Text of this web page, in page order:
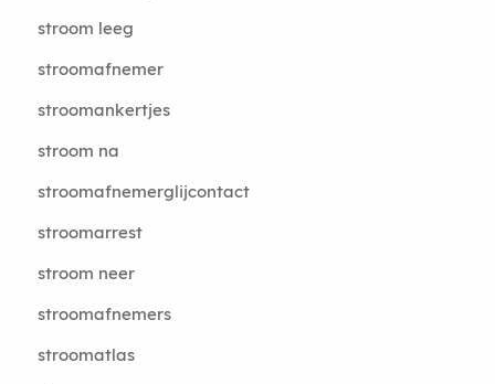
stroom leeg
stroomafnemer
stroomankertjes
stroom na
stroomafnemerglijcontact
stroomarrest
stroom neer
stroomafnemers
stroomatlas